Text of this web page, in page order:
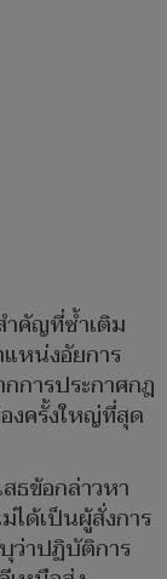
คัญที่ซ้ำเติม
หน่งอัยการ
การประกาศกฎ
งครั้งใหญ่ที่สุด
ธข้อกล่าวหา
ได้เป็นผู้สั่งการ
ว่าปฏิบัติการ